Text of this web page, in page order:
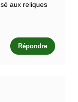
aux reliques
Répondre